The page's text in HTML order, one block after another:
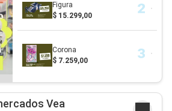
Figura
$ 15.299,00
Corona
$ 7.259,00
Vea